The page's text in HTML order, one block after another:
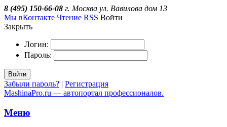
8 (495) 150-66-08 г. Москва ул. Вавилова дом 13
Мы вКонтакте Чтение RSS Войти
Закрыть
Логин:
Пароль:
Войти
Забыли пароль? | Регистрация
MashinaPro.ru — автопортал профессионалов.
Меню